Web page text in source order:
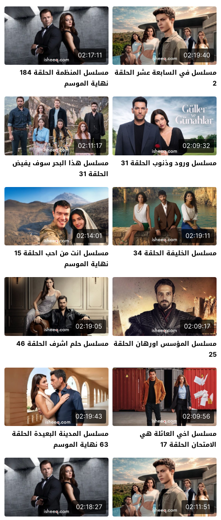
02:19:40
مسلسل في السابعة عشر الحلقة
2
02:17:11
مسلسل المنظمة الحلقة 184
نهاية الموسم
02:09:32
مسلسل ورود وذنوب الحلقة 31
02:11:17
مسلسل هذا البحر سوف يفيض
الحلقة 31
02:19:11
مسلسل الخليفة الحلقة 34
02:14:01
مسلسل انت من احب الحلقة 15
نهاية الموسم
02:09:17
مسلسل المؤسس اورهان الحلقة
25
02:19:05
مسلسل حلم اشرف الحلقة 46
02:09:56
مسلسل اخي العائلة هي
الامتحان الحلقة 17
02:19:43
مسلسل المدينة البعيدة الحلقة
63 نهاية الموسم
02:11:51
02:18:27